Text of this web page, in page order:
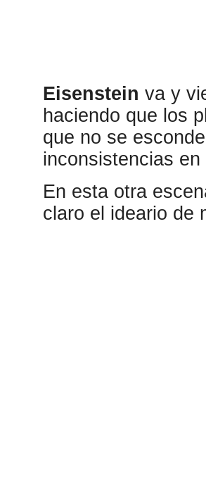
Eisenstein va y
haciendo que los
que no se
inconsistencias
En esta otra
claro el ideario de